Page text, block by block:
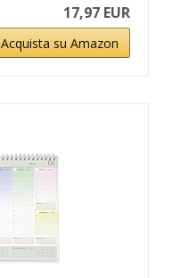
17,97 EUR
Acquista su Amazon